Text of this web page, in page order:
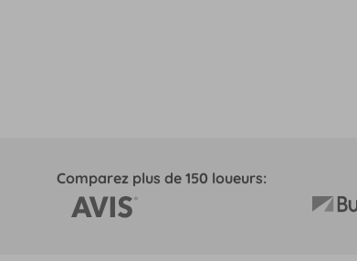
Comparez plus de 150 loueurs: